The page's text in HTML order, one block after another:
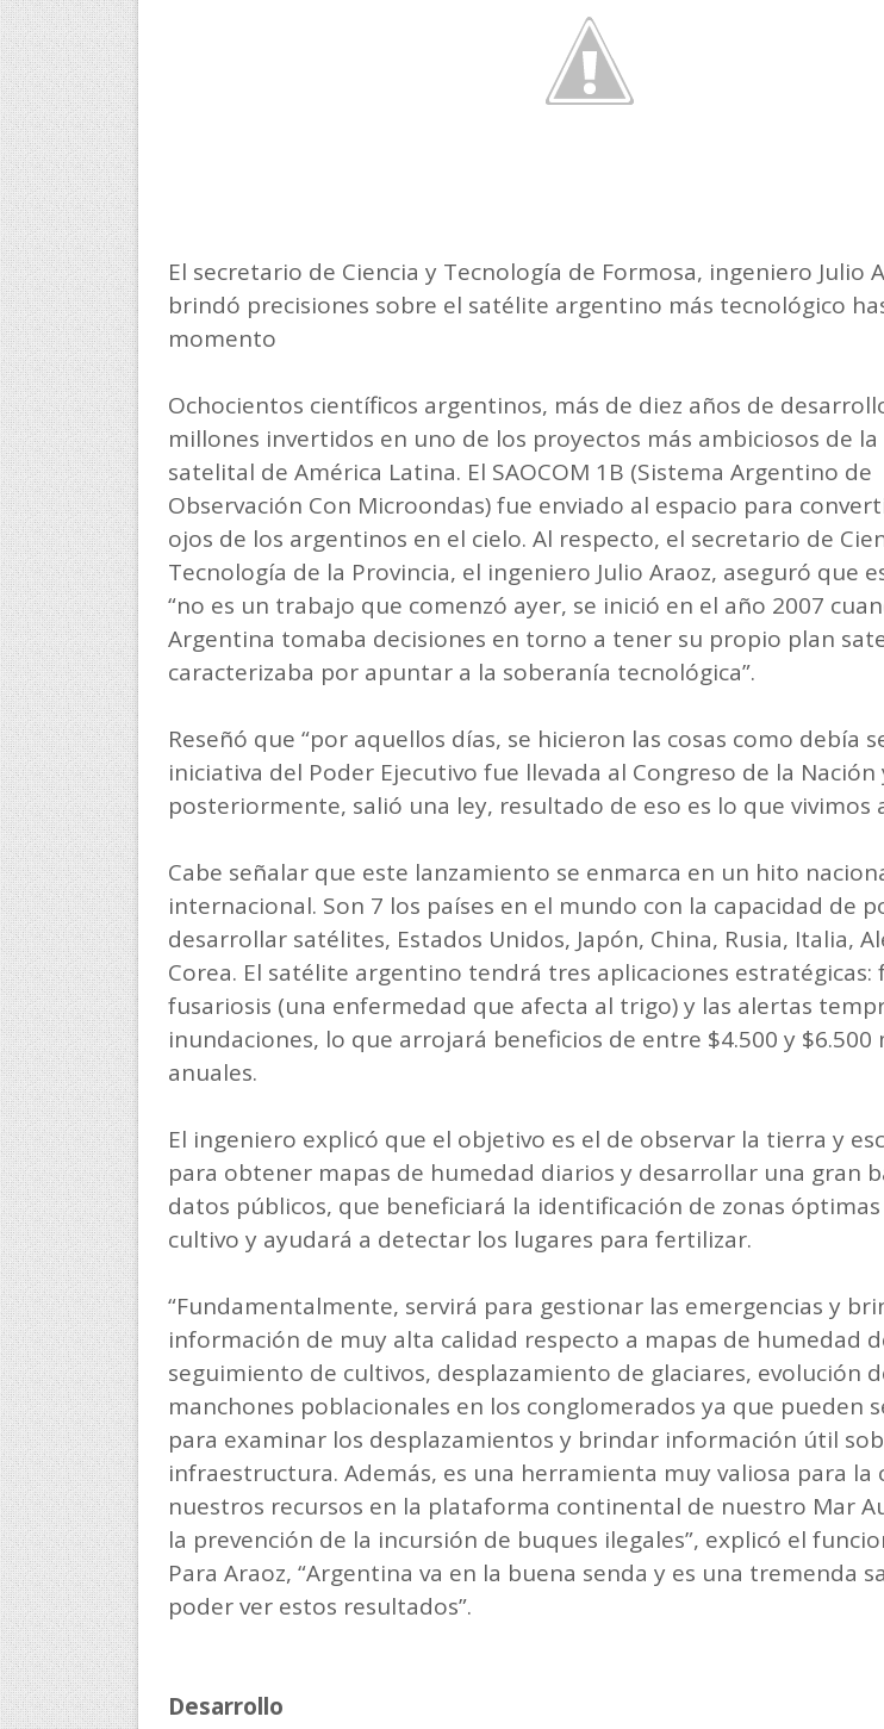
El secretario de Ciencia y Tecnología de Formosa, ingeniero Julio
brindó precisiones sobre el satélite argentino más tecnológico
momento
Ochocientos científicos argentinos, más de diez años de
millones invertidos en uno de los proyectos más ambiciosos de
satelital de América Latina. El SAOCOM 1B (Sistema Argentino de
Observación Con Microondas) fue enviado al espacio para
ojos de los argentinos en el cielo. Al respecto, el secretario de
Tecnología de la Provincia, el ingeniero Julio Araoz, aseguró que
“no es un trabajo que comenzó ayer, se inició en el año 2007
Argentina tomaba decisiones en torno a tener su propio plan
caracterizaba por apuntar a la soberanía tecnológica”.
Reseñó que “por aquellos días, se hicieron las cosas como debía
iniciativa del Poder Ejecutivo fue llevada al Congreso de la Nación
posteriormente, salió una ley, resultado de eso es lo que vivimos
Cabe señalar que este lanzamiento se enmarca en un hito
internacional. Son 7 los países en el mundo con la capacidad de
desarrollar satélites, Estados Unidos, Japón, China, Rusia, Italia,
Corea. El satélite argentino tendrá tres aplicaciones estratégicas:
fusariosis (una enfermedad que afecta al trigo) y las alertas
inundaciones, lo que arrojará beneficios de entre $4.500 y $6.500
anuales.
El ingeniero explicó que el objetivo es el de observar la tierra y
para obtener mapas de humedad diarios y desarrollar una gran
datos públicos, que beneficiará la identificación de zonas
cultivo y ayudará a detectar los lugares para fertilizar.
“Fundamentalmente, servirá para gestionar las emergencias y
información de muy alta calidad respecto a mapas de humedad
seguimiento de cultivos, desplazamiento de glaciares, evolución
manchones poblacionales en los conglomerados ya que pueden
para examinar los desplazamientos y brindar información útil
infraestructura. Además, es una herramienta muy valiosa para la
nuestros recursos en la plataforma continental de nuestro Mar
la prevención de la incursión de buques ilegales”, explicó el
Para Araoz, “Argentina va en la buena senda y es una tremenda
poder ver estos resultados”.
Desarrollo